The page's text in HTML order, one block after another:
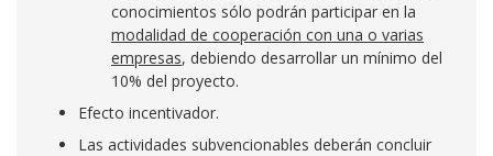
conocimientos sólo podrán participar en la
modalidad de cooperación con una o varias
empresas, debiendo desarrollar un mínimo del
10% del proyecto.
Efecto incentivador.
Las actividades subvencionables deberán concluir